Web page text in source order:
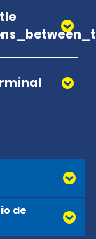
de